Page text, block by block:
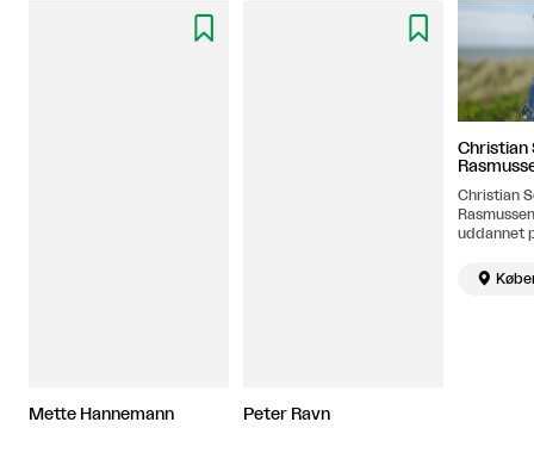

Mette Hannemann

Peter Ravn
Christian
Christian
uddannet
ved Det
